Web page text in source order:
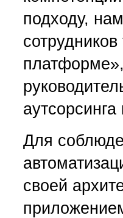
подходу,
Для
своей